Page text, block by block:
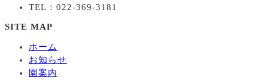
TEL：022-369-3181
SITE MAP
ホーム
お知らせ
園案内